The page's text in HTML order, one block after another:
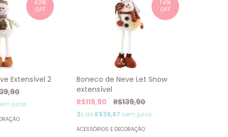
43%
OFF
Extensível 2
juros
14%
OFF
Boneco de Neve Let Snow
extensível
R$119,90
R$139,90
3x de R$39,97 sem juros
ACESSÓRIOS E DECORAÇÃO